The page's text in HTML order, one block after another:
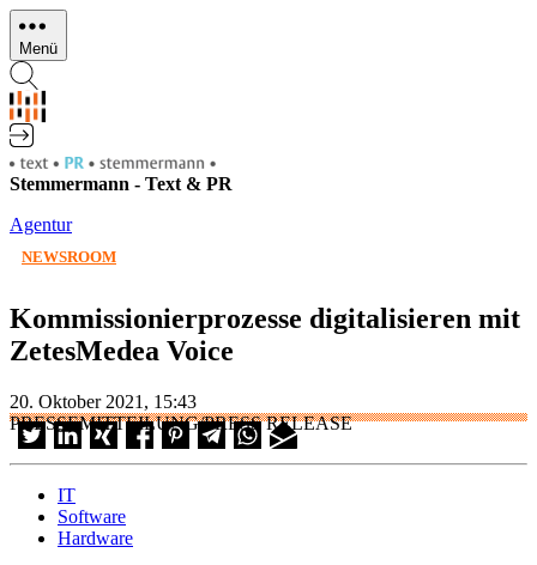
Direkt
zum
Inhalt
Menü
Stemmermann - Text & PR
Agentur
NEWSROOM
Kommissionierprozesse digitalisieren mit
ZetesMedea Voice
20. Oktober 2021, 15:43
PRESSEMITTEILUNG/PRESS RELEASE
IT
Software
Hardware